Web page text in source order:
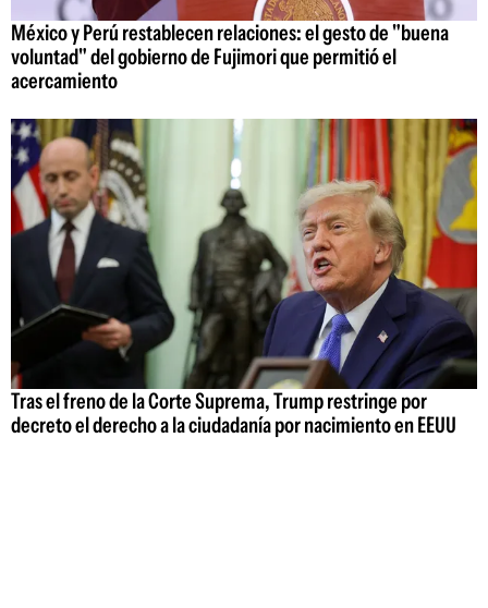
México y Perú restablecen relaciones: el gesto de "buena
voluntad" del gobierno de Fujimori que permitió el
acercamiento
Tras el freno de la Corte Suprema, Trump restringe por
decreto el derecho a la ciudadanía por nacimiento en EEUU